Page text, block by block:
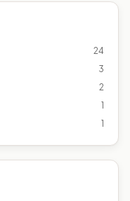
24
3
2
1
1